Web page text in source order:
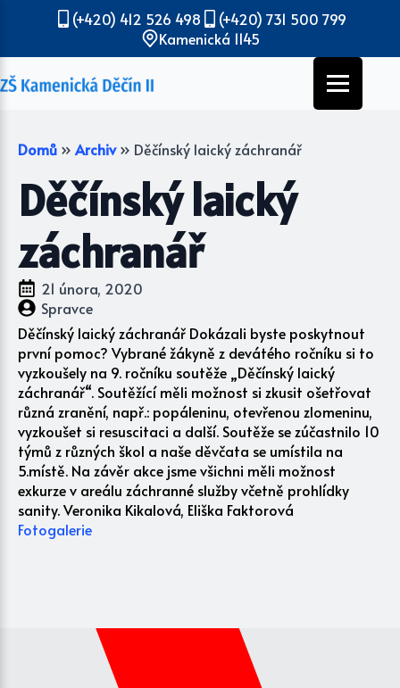
(+420) 412 526 498
(+420) 731 500 799
Kamenická 1145
Domů » Archiv » Děčínský laický záchranář
Děčínský laický
záchranář
21 února, 2020
Spravce
Děčínský laický záchranář Dokázali byste poskytnout
první pomoc? Vybrané žákyně z devátého ročníku si to
vyzkoušely na 9. ročníku soutěže „Děčínský laický
záchranář“. Soutěžící měli možnost si zkusit ošetřovat
různá zranění, např.: popáleninu, otevřenou zlomeninu,
vyzkoušet si resuscitaci a další. Soutěže se zúčastnilo 10
týmů z různých škol a naše děvčata se umístila na
5.místě. Na závěr akce jsme všichni měli možnost
exkurze v areálu záchranné služby včetně prohlídky
sanity. Veronika Kikalová, Eliška Faktorová
Fotogalerie